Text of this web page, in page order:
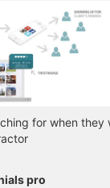
for when they
pro